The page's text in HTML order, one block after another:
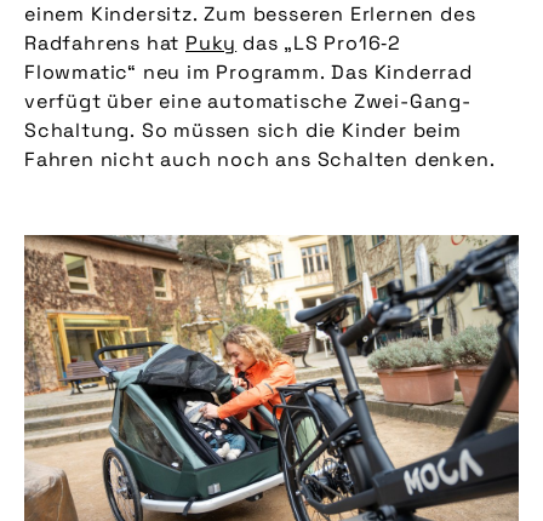
einem Kindersitz. Zum besseren Erlernen des
Radfahrens hat Puky das „LS Pro16‑2
Flowmatic“ neu im Programm. Das Kinderrad
verfügt über eine automatische Zwei-Gang-
Schaltung. So müssen sich die Kinder beim
Fahren nicht auch noch ans Schalten denken.